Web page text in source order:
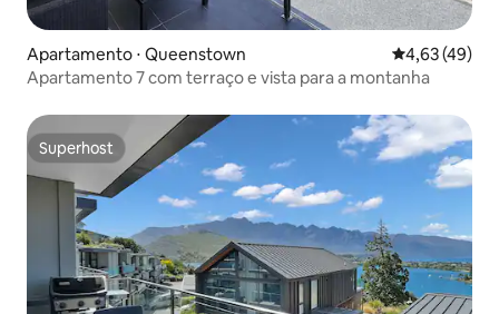
Apartamento ⋅ Queenstown 4,63 de uma
4,63 (49)
Apartamento 7 com terraço e vista para a montanha
Superhost
Superhost